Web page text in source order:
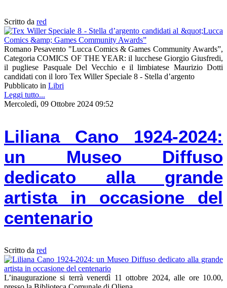
Scritto da red
Romano Pesavento "Lucca Comics & Games Community Awards”,
Categoria COMICS OF THE YEAR: il lucchese Giorgio Giusfredi,
il pugliese Pasquale Del Vecchio e il limbiatese Maurizio Dotti
candidati con il loro Tex Willer Speciale 8 - Stella d’argento
Pubblicato in Libri
Leggi tutto...
Mercoledì, 09 Ottobre 2024 09:52
Liliana Cano 1924-2024:
un Museo Diffuso
dedicato alla grande
artista in occasione del
centenario
Scritto da red
L’inaugurazione si terrà venerdì 11 ottobre 2024, alle ore 10.00,